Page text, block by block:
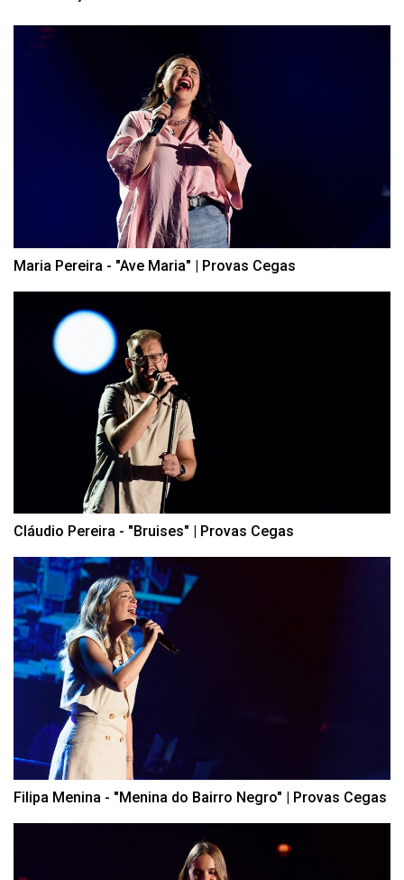
Maria Pereira - "Ave Maria" | Provas Cegas
Cláudio Pereira - "Bruises" | Provas Cegas
Filipa Menina - "Menina do Bairro Negro" | Provas Cegas